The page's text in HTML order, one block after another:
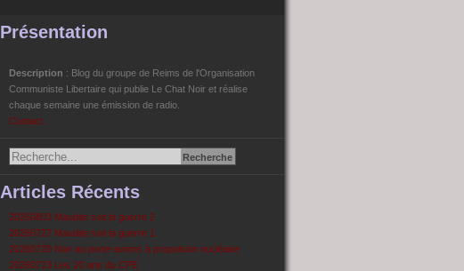
Présentation
Description : Blog du groupe de Reims de l'Organisation
Communiste Libertaire qui publie Le Chat Noir et réalise
chaque semaine une émission de radio.
Contact
Articles Récents
20260803 Maudite soit la guerre 2
20260727 Maudite soit la guerre 1
20260720 Non au porte-avions à propulsion nucléaire
20260713 Les 20 ans du CPE